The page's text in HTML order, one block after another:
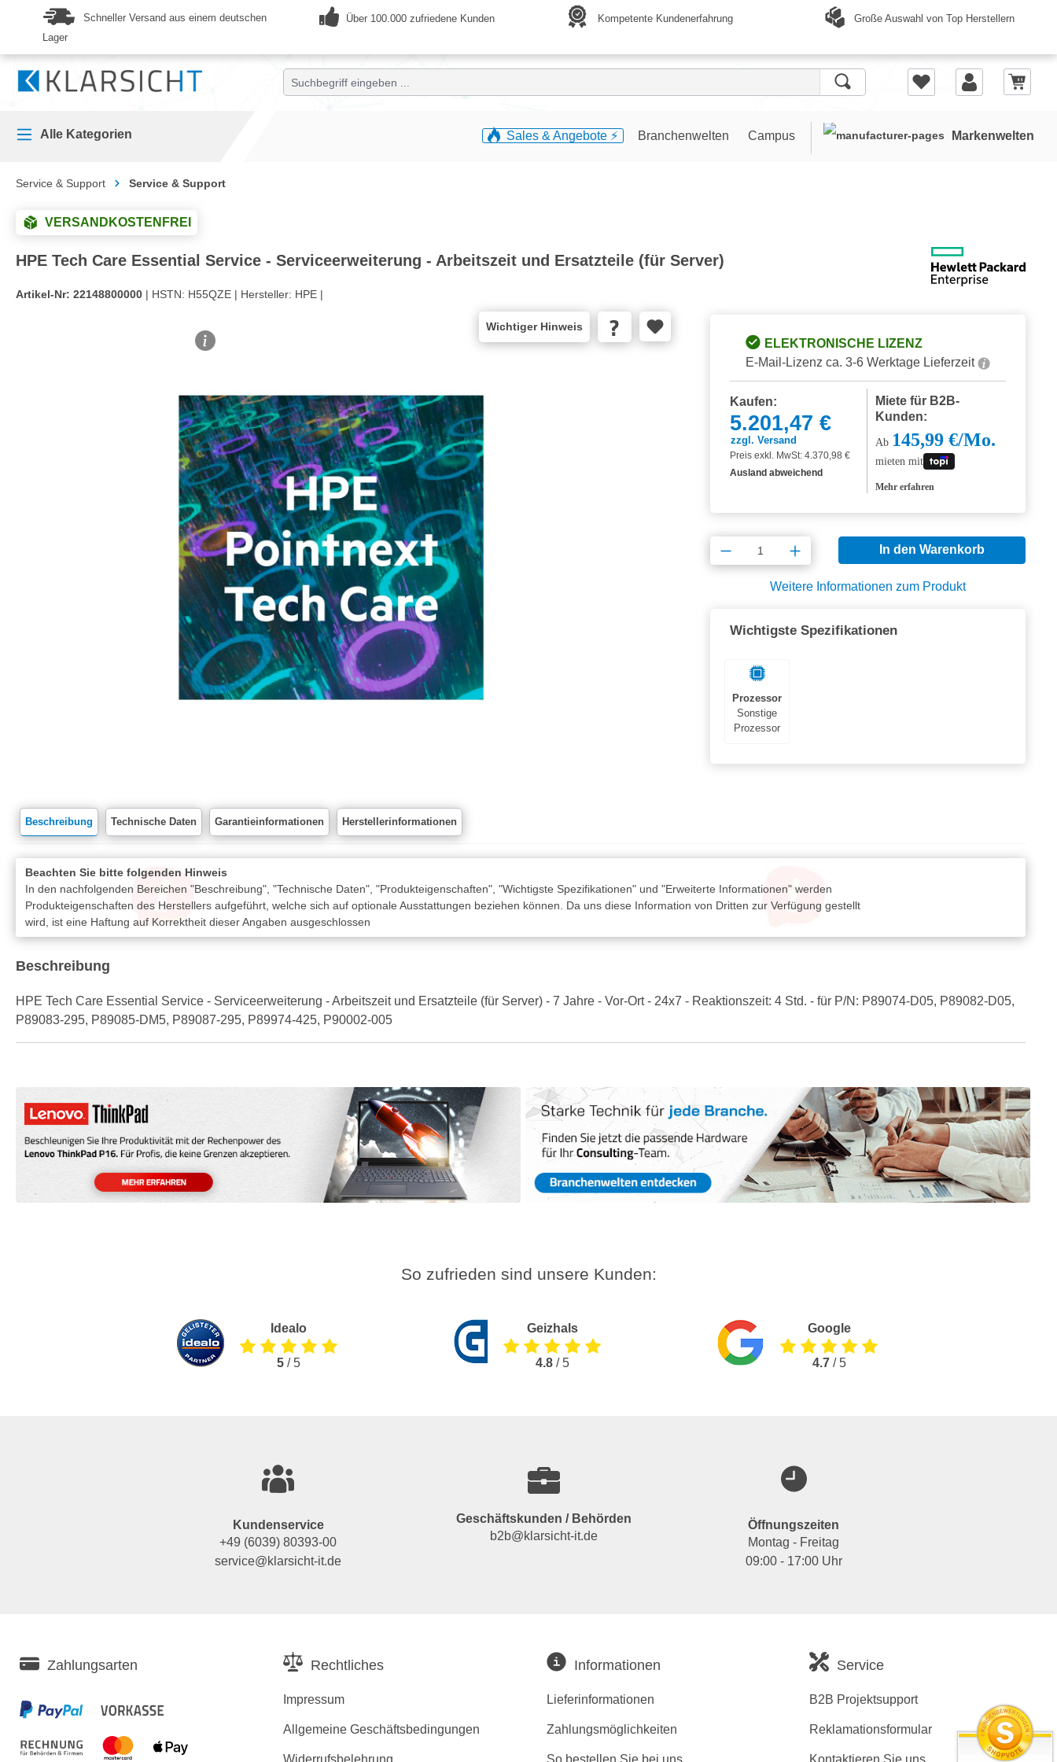
Zur Hauptnavigation springen
Schneller Versand aus einem deutschen
Lager
Über 100.000 zufriedene Kunden Kompetente Kundenerfahrung Große Auswahl von Top Herstellern
Alle Kategorien Sales & Angebote ⚡️ Branchenwelten Campus Markenwelten
Service & Support Service & Support
VERSANDKOSTENFREI
HPE Tech Care Essential Service - Serviceerweiterung - Arbeitszeit und Ersatzteile (für Server)
Artikel-Nr: 22148800000 | HSTN: H55QZE | Hersteller: HPE |
Wichtiger Hinweis
ELEKTRONISCHE LIZENZ
E-Mail-Lizenz ca. 3-6 Werktage Lieferzeit
Kaufen:
5.201,47 €
zzgl. Versand
Preis exkl. MwSt: 4.370,98 €
Ausland abweichend
Miete für B2B-
Kunden:
Ab 145,99 €/Mo.
mieten mit
Mehr erfahren
Produkt Anzahl: Gib den gewünschten
In den Warenkorb
Weitere Informationen zum Produkt
Wichtigste Spezifikationen
Prozessor
Sonstige
Prozessor
Beschreibung Technische Daten Garantieinformationen Herstellerinformationen
Beachten Sie bitte folgenden Hinweis
In den nachfolgenden Bereichen "Beschreibung", "Technische Daten", "Produkteigenschaften", "Wichtigste Spezifikationen" und "Erweiterte Informationen" werden
Produkteigenschaften des Herstellers aufgeführt, welche sich auf optionale Ausstattungen beziehen können. Da uns diese Information von Dritten zur Verfügung gestellt
wird, ist eine Haftung auf Korrektheit dieser Angaben ausgeschlossen
Beschreibung
HPE Tech Care Essential Service - Serviceerweiterung - Arbeitszeit und Ersatzteile (für Server) - 7 Jahre - Vor-Ort - 24x7 - Reaktionszeit: 4 Std. - für P/N: P89074-D05, P89082-D05,
P89083-295, P89085-DM5, P89087-295, P89974-425, P90002-005
So zufrieden sind unsere Kunden:
Idealo
5/ 5
Geizhals
4.8/ 5
Google
4.7/ 5
Kundenservice
+49 (6039) 80393-00
service@klarsicht-it.de
Geschäftskunden / Behörden
b2b@klarsicht-it.de
Öffnungszeiten
Montag - Freitag
09:00 - 17:00 Uhr
Zahlungsarten Rechtliches
Impressum
Allgemeine Geschäftsbedingungen
Widerrufsbelehrung
Informationen
Lieferinformationen
Zahlungsmöglichkeiten
So bestellen Sie bei uns
Service
B2B Projektsupport
Reklamationsformular
Kontaktieren Sie uns